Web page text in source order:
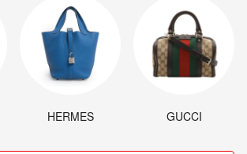
HERMES GUCCI